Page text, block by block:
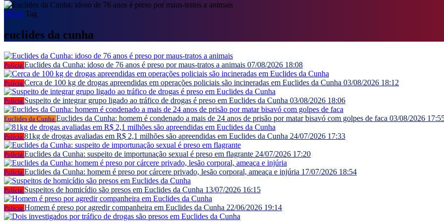
Home Tag
euclides da cunha
Polícia Euclides da Cunha: idoso de 76 anos é preso por maus-tratos a animais 07/08/2026 18:08
Polícia Cerca de 100 kg de drogas apreendidas em operações policiais são incineradas em Euclides da Cunha 03/08/2026 18:12
Polícia Suspeito de integrar grupo ligado ao tráfico de drogas é preso em Euclides da Cunha 03/08/2026 18:06
Euclides da Cunha Euclides da Cunha: homem é condenado a mais de 24 anos de prisão por matar bisavó com golpes de faca 03/08/2026
Polícia 81kg de drogas avaliadas em R$ 2,1 milhões são apreendidas em Euclides da Cunha 24/07/2026 17:33
Polícia Euclides da Cunha: suspeito de importunação sexual é preso em flagrante 24/07/2026 17:20
Polícia Euclides da Cunha: homem é preso por cárcere privado, lesão corporal, ameaça e injúria 17/07/2026 18:54
Polícia Suspeitos de homicídio são presos em Euclides da Cunha 13/07/2026 16:15
Polícia Homem é preso por agredir companheira em Euclides da Cunha 22/06/2026 19:14